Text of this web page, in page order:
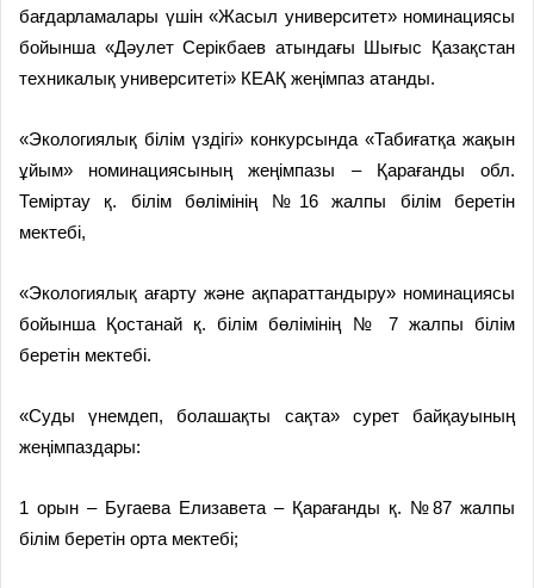
бағдарламалары үшін «Жасыл университет» номинациясы
бойынша «Дәулет Серікбаев атындағы Шығыс Қазақстан
техникалық университеті» КЕАҚ жеңімпаз атанды.
«Экологиялық білім үздігі» конкурсында «Табиғатқа жақын
ұйым» номинациясының жеңімпазы – Қарағанды обл.
Теміртау қ. білім бөлімінің №16 жалпы білім беретін
мектебі,
«Экологиялық ағарту және ақпараттандыру» номинациясы
бойынша Қостанай қ. білім бөлімінің № 7 жалпы білім
беретін мектебі.
«Суды үнемдеп, болашақты сақта» сурет байқауының
жеңімпаздары:
1 орын – Бугаева Елизавета – Қарағанды қ. №87 жалпы
білім беретін орта мектебі;